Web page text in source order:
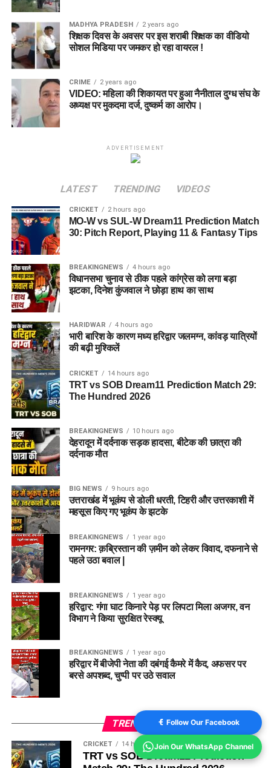
MADHYA PRADESH 2 years ago
शिक्षक दिवस के अवसर पर इस शराबी शिक्षक का वीडियो
सोशल मिडिया पर जमकर हो रहा वायरल !
CRIME 2 years ago
VIDEO: महिला की शिकायत पर हुआ नैनीताल दुग्ध संघ के
अध्यक्ष पर मुकदमा दर्ज, दुष्कर्म का आरोप।
ADVERTISEMENT
LATEST TRENDING VIDEOS
CRICKET 2 hours ago
MO-W vs SUL-W Dream11 Prediction Match
30: Pitch Report, Playing 11 & Fantasy Tips
BREAKINGNEWS 4 hours ago
विधानसभा चुनाव से ठीक पहले कांग्रेस को लगा बड़ा
झटका, दिनेश कुंजवाल ने छोड़ा हाथ का साथ
HARIDWAR 4 hours ago
भारी बारिश के कारण मध्य हरिद्वार जलमग्न, कांवड़ यात्रियों
की बढ़ी मुश्किलें
CRICKET 14 hours ago
TRT vs SOB Dream11 Prediction Match 29:
The Hundred 2026
BREAKINGNEWS 10 hours ago
देहरादून में दर्दनाक सड़क हादसा, बीटेक की छात्रा की
दर्दनाक मौत
BIG NEWS 9 hours ago
उत्तराखंड में भूकंप से डोली धरती, टिहरी और उत्तरकाशी में
महसूस किए गए भूकंप के झटके
BREAKINGNEWS 1 year ago
रामनगर: क़ब्रिस्तान की ज़मीन को लेकर विवाद, दफनाने से
पहले उठा बवाल |
BREAKINGNEWS 1 year ago
हरिद्वार: गंगा घाट किनारे पेड़ पर लिपटा मिला अजगर, वन
विभाग ने किया सुरक्षित रेस्क्यू
BREAKINGNEWS 1 year ago
हरिद्वार में बीजेपी नेता की दबंगई कैमरे में कैद, अफसर पर
बरसे अपशब्द, चुप्पी पर उठे सवाल
TRENDING
CRICKET 14 hours ago
TRT vs SOB Dream11 Prediction
Follow Our Facebook
Join Our WhatsApp Channel